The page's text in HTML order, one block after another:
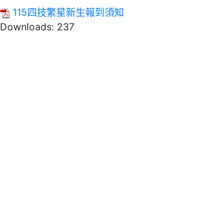
115四技繁星新生報到須知
Downloads:237